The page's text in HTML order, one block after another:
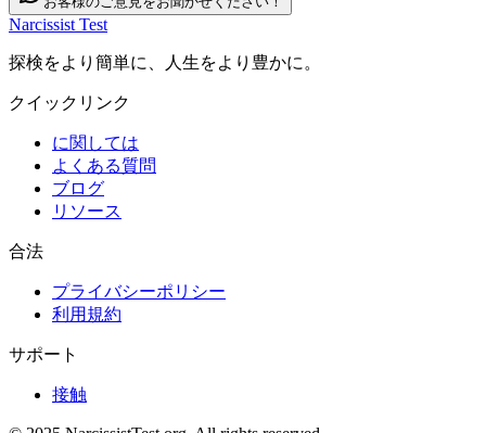
Narcissist Test
探検をより簡単に、人生をより豊かに。
クイックリンク
に関しては
よくある質問
ブログ
リソース
合法
プライバシーポリシー
利用規約
サポート
接触